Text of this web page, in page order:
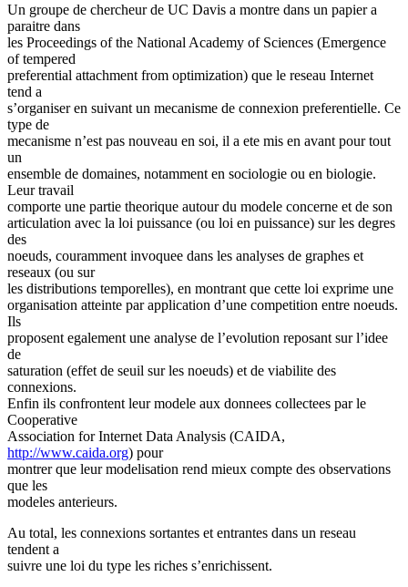
Un groupe de chercheur de UC Davis a montre dans un papier a
paraitre dans
les Proceedings of the National Academy of Sciences (Emergence
of tempered
preferential attachment from optimization) que le reseau Internet
tend a
s’organiser en suivant un mecanisme de connexion preferentielle. Ce
type de
mecanisme n’est pas nouveau en soi, il a ete mis en avant pour tout
un
ensemble de domaines, notamment en sociologie ou en biologie.
Leur travail
comporte une partie theorique autour du modele concerne et de son
articulation avec la loi puissance (ou loi en puissance) sur les degres
des
noeuds, couramment invoquee dans les analyses de graphes et
reseaux (ou sur
les distributions temporelles), en montrant que cette loi exprime une
organisation atteinte par application d’une competition entre noeuds.
Ils
proposent egalement une analyse de l’evolution reposant sur l’idee
de
saturation (effet de seuil sur les noeuds) et de viabilite des
connexions.
Enfin ils confrontent leur modele aux donnees collectees par le
Cooperative
Association for Internet Data Analysis (CAIDA,
http://www.caida.org) pour
montrer que leur modelisation rend mieux compte des observations
que les
modeles anterieurs.
Au total, les connexions sortantes et entrantes dans un reseau
tendent a
suivre une loi du type les riches s’enrichissent.